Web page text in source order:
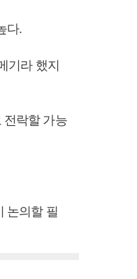
다.
기라 했지
전락할 가능
논의할 필